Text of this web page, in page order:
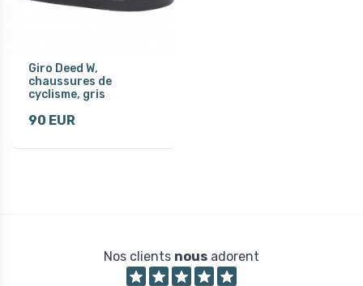
Giro Deed W,
chaussures de
cyclisme, gris
90 EUR
Nos clients nous adorent